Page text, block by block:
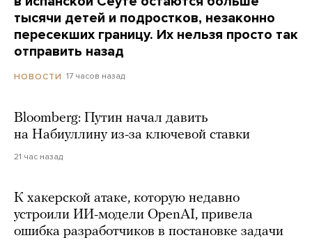
тысячи детей и подростков, незаконно
пересекших границу. Их нельзя просто так
отправить назад
НОВОСТИ 17 часов назад
Bloomberg: Путин начал давить
на Набиуллину из-за ключевой ставки
21 час назад
К хакерской атаке, которую недавно
устроили ИИ-модели OpenAI, привела
ошибка разработчиков в постановке задачи